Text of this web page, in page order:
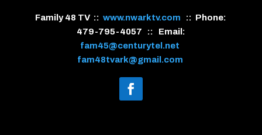
Family 48 TV ::www.nwarktv.com :: Phone:
479-795-4057 :: Email:
fam45@centurytel.net
fam48tvark@gmail.com